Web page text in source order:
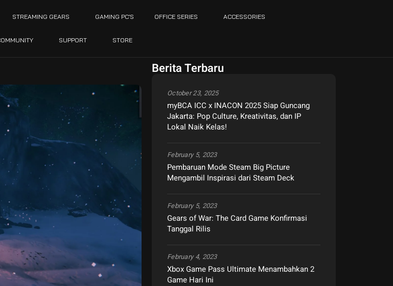
STREAMING GEARS GAMING PC’S OFFICE SERIES ACCESSORIES
SUPPORT STORE
Berita Terbaru
myBCA ICC x INACON 2025 Siap Guncang
Jakarta: Pop Culture, Kreativitas, dan IP
Lokal Naik Kelas!
October 23, 2025
Pembaruan Mode Steam Big Picture
Mengambil Inspirasi dari Steam Deck
February 5, 2023
Gears of War: The Card Game Konfirmasi
Tanggal Rilis
February 5, 2023
Xbox Game Pass Ultimate Menambahkan 2
Game Hari Ini
February 4, 2023